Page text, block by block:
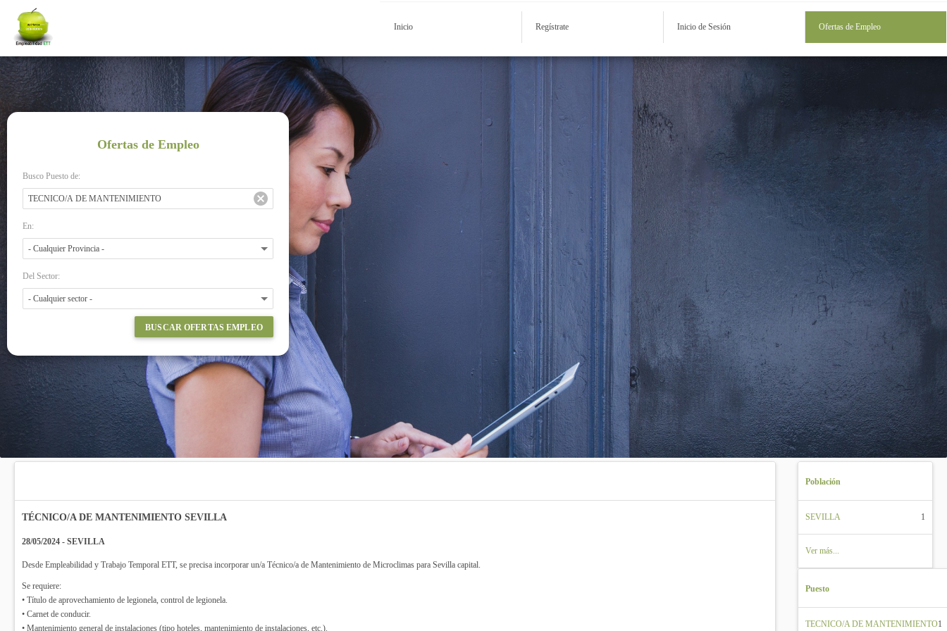
Inicio Regístrate Inicio de Sesión Ofertas de Empleo
Ofertas de Empleo
Busco Puesto de:
En:
Del Sector:
BUSCAR OFERTAS EMPLEO
TÉCNICO/A DE MANTENIMIENTO SEVILLA
28/05/2024 - SEVILLA
Desde Empleabilidad y Trabajo Temporal ETT, se precisa incorporar un/a Técnico/a de Mantenimiento de Microclimas para Sevilla capital.
Se requiere:
• Título de aprovechamiento de legionela, control de legionela.
• Carnet de conducir.
• Mantenimiento general de instalaciones (tipo hoteles, mantenimiento de instalaciones, etc.).
Población
SEVILLA 1
Ver más...
Puesto
TECNICO/A DE MANTENIMIENTO1